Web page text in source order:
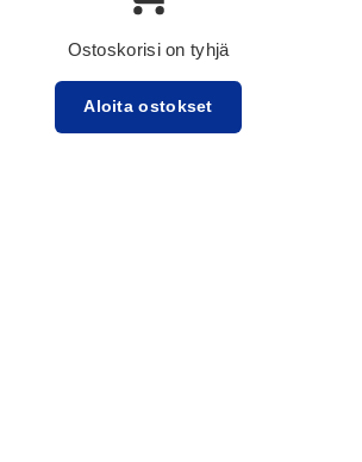
Ostoskorisi on tyhjä
Aloita ostokset